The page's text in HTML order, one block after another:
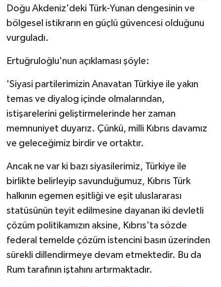
Doğu Akdeniz'deki Türk-Yunan dengesinin ve
bölgesel istikrarın en güçlü güvencesi olduğunu
vurguladı.
Ertuğruloğlu'nun açıklaması şöyle:
'Siyasi partilerimizin Anavatan Türkiye ile yakın
temas ve diyalog içinde olmalarından,
istişarelerini geliştirmelerinde her zaman
memnuniyet duyarız. Çünkü, milli Kıbrıs davamız
ve geleceğimiz birdir ve ortaktır.
Ancak ne var ki bazı siyasilerimiz, Türkiye ile
birlikte belirleyip savunduğumuz, Kıbrıs Türk
halkının egemen eşitliği ve eşit uluslararası
statüsünün teyit edilmesine dayanan iki devletli
çözüm politikamızın aksine, Kıbrıs'ta sözde
federal temelde çözüm istencini basın üzerinden
sürekli dillendirmeye devam etmektedir. Bu da
Rum tarafının iştahını artırmaktadır.